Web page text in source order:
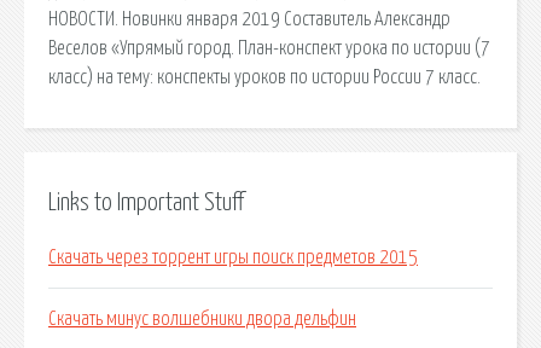
НОВОСТИ. Новинки января 2019 Составитель Александр
Веселов «Упрямый город. План-конспект урока по истории (7
класс) на тему: конспекты уроков по истории России 7 класс.
Links to Important Stuff
Скачать через торрент игры поиск предметов 2015
Скачать минус волшебники двора дельфин